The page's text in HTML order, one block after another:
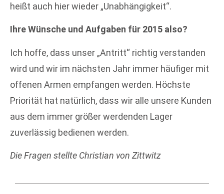
heißt auch hier wieder „Unabhängigkeit“.
Ihre Wünsche und Aufgaben für 2015 also?
Ich hoffe, dass unser „Antritt“ richtig verstanden
wird und wir im nächsten Jahr immer häufiger mit
offenen Armen empfangen werden. Höchste
Priorität hat natürlich, dass wir alle unsere Kunden
aus dem immer größer werdenden Lager
zuverlässig bedienen werden.
Die Fragen stellte Christian von Zittwitz